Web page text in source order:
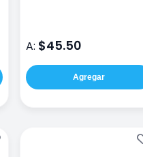
A: $45.50
Agregar